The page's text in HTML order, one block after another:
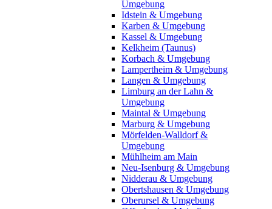
Umgebung
Idstein & Umgebung
Karben & Umgebung
Kassel & Umgebung
Kelkheim (Taunus)
Korbach & Umgebung
Lampertheim & Umgebung
Langen & Umgebung
Limburg an der Lahn &
Umgebung
Maintal & Umgebung
Marburg & Umgebung
Mörfelden-Walldorf &
Umgebung
Mühlheim am Main
Neu-Isenburg & Umgebung
Nidderau & Umgebung
Obertshausen & Umgebung
Oberursel & Umgebung